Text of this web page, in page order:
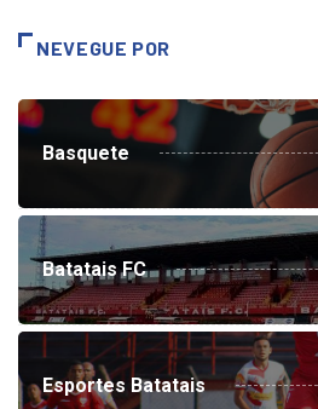
NEVEGUE POR
Basquete
Batatais FC
Esportes Batatais